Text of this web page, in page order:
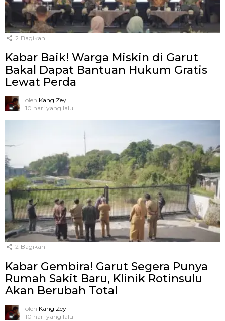
2 Bagikan
Kabar Baik! Warga Miskin di Garut
Bakal Dapat Bantuan Hukum Gratis
Lewat Perda
oleh Kang Zey
10 hari yang lalu
2 Bagikan
Kabar Gembira! Garut Segera Punya
Rumah Sakit Baru, Klinik Rotinsulu
Akan Berubah Total
oleh Kang Zey
10 hari yang lalu